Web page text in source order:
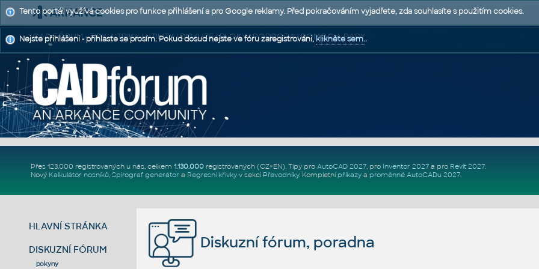
CAD FÓRUM - TIPY A TRIKY | UTILITY | DISKUZE | BLOKY | PODPORA | POMOC A RADY
Přes 123.000 registrovaných u nás, celkem 1.130.000registrovaných (CZ+EN). Tipy pro AutoCAD 2027, pro Inventor 2027a pro Revit 2027.
Nový Kalkulátor nosníků, Spirograf generátor a Regresní křivkyv sekci Převodníky. Kompletní příkazya proměnné AutoCADu 2027.
HLAVNÍ STRÁNKA
DISKUZNÍ FÓRUM
pokyny
Diskuzní fórum, poradna
Tento portál využívá cookies pro funkce přihlášení a pro Google reklamy. Před pokračováním vyjadřete, zda souhlasíte s použitím cookies.
Nejste přihlášeni - přihlaste se prosím. Pokud dosud nejste ve fóru zaregistrováni,klikněte sem..